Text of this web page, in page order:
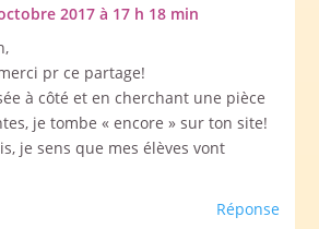
2017 à 17 h 18 min
pr ce partage!
à côté et en cherchant une pièce
je tombe « encore » sur ton site!
je sens que mes élèves vont
Réponse